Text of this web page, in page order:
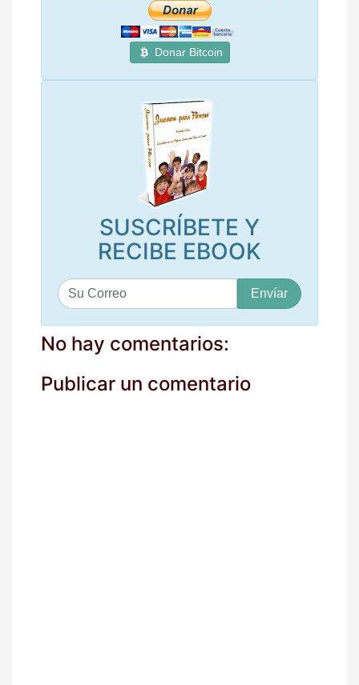
Donar Bitcoin
SUSCRÍBETE Y
RECIBE EBOOK
u
c
o
e
No hay comentarios:
Publicar un comentario